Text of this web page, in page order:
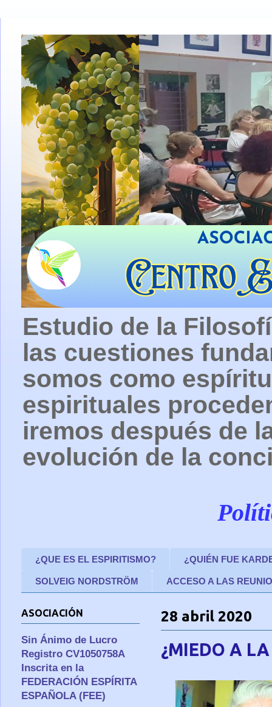
Estudio de la
las cuestiones
somos como
espirituales
iremos después de
evolución de la
¿QUE ES EL ESPIRITISMO? ¿QUIÉN FUE
SOLVEIG NORDSTRÖM ACCESO A LAS
28 abril 2020
¿MIEDO A
ASOCIACIÓN
Sin Ánimo de Lucro
Registro CV1050758A
Inscrita en la
FEDERACIÓN ESPÍRITA
ESPAÑOLA (FEE)